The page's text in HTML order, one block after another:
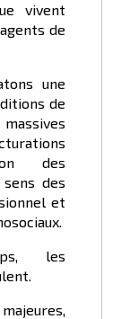
vivent
de
une
de
des
des
et
les